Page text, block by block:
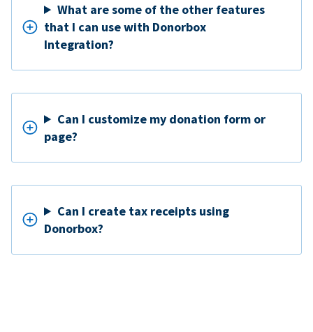
What are some of the other features
that I can use with Donorbox
Integration?
Can I customize my donation form or
page?
Can I create tax receipts using
Donorbox?